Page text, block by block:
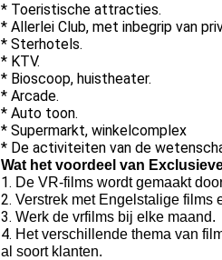
* Toeristische attracties.
* Allerlei Club, met inbegrip van
* Sterhotels.
* KTV.
* Bioscoop, huistheater.
* Arcade.
* Auto toon.
* Supermarkt, winkelcomplex
* De activiteiten van de
Wat het voordeel van
1. De VR-films wordt gemaakt
2. Verstrek met Engelstalige films
3. Werk de vrfilms bij elke maand.
4. Het verschillende thema van
al soort klanten.